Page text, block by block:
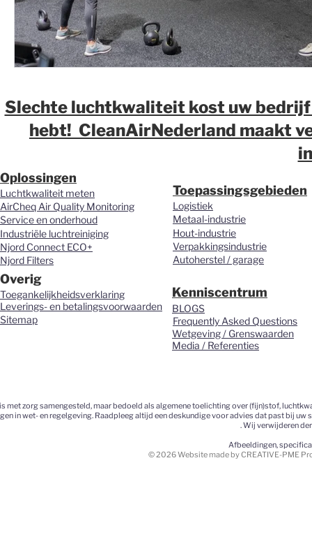
Slechte luchtkwaliteit kost uw bedrijf
hebt! CleanAirNederland maakt
Oplossingen
Luchtkwaliteit meten
AirCheq Air Quality Monitoring
Service en onderhoud
Industriële luchtreiniging
Njord Connect ECO+
Njord Filters
Overig
Toegankelijkheidsverklaring
Leverings- en betalingsvoorwaarden
Sitemap
Toepassingsgebieden
Logistiek
Metaal-industrie
Hout-industrie
Verpakkingsindustrie
Autoherstel / garage
Kenniscentrum
BLOGS
Frequently Asked Questions
Wetgeving / Grenswaarden
Media / Referenties
met zorg samengesteld, maar bedoeld als algemene toelichting over (fijn)stof,
in wet- en regelgeving. Raadpleeg altijd een deskundige voor advies dat past bij
. Wij verwijderen
Afbeeldingen,
© 2026 Website made by CREATIVE-PME